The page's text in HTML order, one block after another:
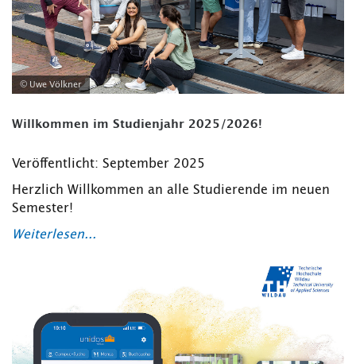
© Uwe Völkner
Willkommen im Studienjahr 2025/2026!
Veröffentlicht: September 2025
Herzlich Willkommen an alle Studierende im neuen
Semester!
Weiterlesen...